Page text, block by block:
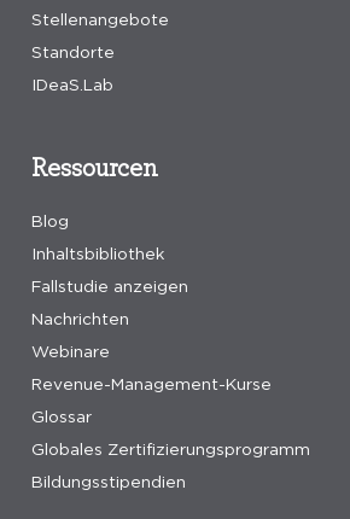
Stellenangebote
Standorte
IDeaS.Lab
Ressourcen
Blog
Inhaltsbibliothek
Fallstudie anzeigen
Nachrichten
Webinare
Revenue-Management-Kurse
Glossar
Globales Zertifizierungsprogramm
Bildungsstipendien